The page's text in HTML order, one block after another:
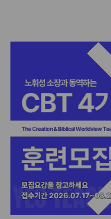
인도 마하라
지법 시행…
올리벳대학교